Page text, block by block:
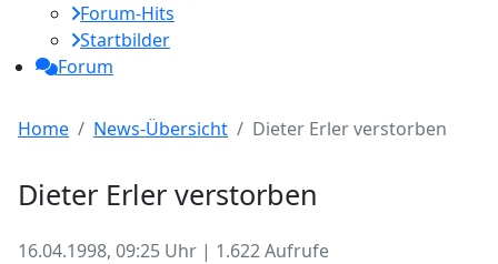
Forum-Hits
Startbilder
Forum
Home News-Übersicht Dieter Erler verstorben
Dieter Erler verstorben
16.04.1998, 09:25 Uhr | 1.622 Aufrufe